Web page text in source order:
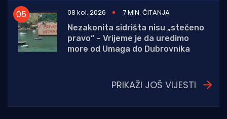
08 kol. 2026
7 MIN. ČITANJA
Nezakonita sidrišta nisu „stečeno
pravo“ – Vrijeme je da uredimo
more od Umaga do Dubrovnika
PRIKAŽI JOŠ VIJESTI